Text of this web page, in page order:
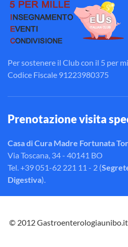
Per sostenere il Club con il 5 per
Codice Fiscale 91223980375
Prenotazione visita
Casa di Cura Madre Fortunata
Via Toscana, 34 - 40141 BO
Tel. +39 051-62 221 11 - 2 (
Digestiva).
© 2012